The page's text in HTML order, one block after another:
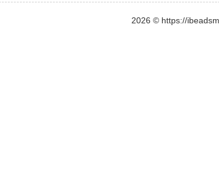
2026 © https://